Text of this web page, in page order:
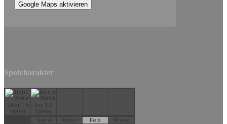
Google Maps aktivieren
Spotcharakter
Sand Kiesel Fels
Wiese